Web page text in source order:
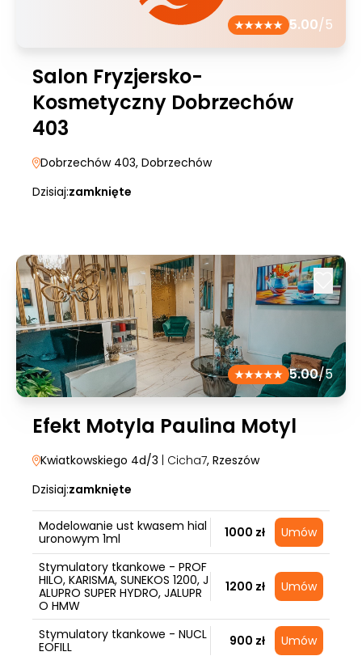
5.00/5
Salon Fryzjersko-
Kosmetyczny Dobrzechów
403
Dobrzechów 403, Dobrzechów
Dzisiaj:zamknięte
5.00/5
Efekt Motyla Paulina Motyl
Kwiatkowskiego 4d/3 | Cicha7, Rzeszów
Dzisiaj:zamknięte
Modelowanie ust kwasem hial
uronowym 1ml
1000 zł Umów
Stymulatory tkankowe - PROF
HILO, KARISMA, SUNEKOS 1200, J
ALUPRO SUPER HYDRO, JALUPR
O HMW
1200 zł Umów
Stymulatory tkankowe - NUCL
EOFILL
900 zł Umów